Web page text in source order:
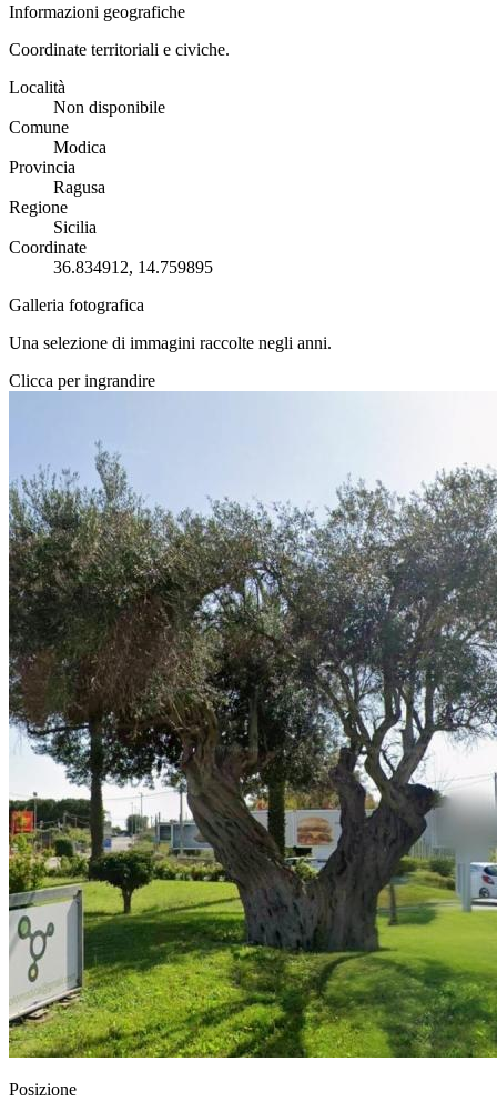
Informazioni geografiche
Coordinate territoriali e civiche.
Località
Non disponibile
Comune
Modica
Provincia
Ragusa
Regione
Sicilia
Coordinate
36.834912, 14.759895
Galleria fotografica
Una selezione di immagini raccolte negli anni.
Clicca per ingrandire
Posizione